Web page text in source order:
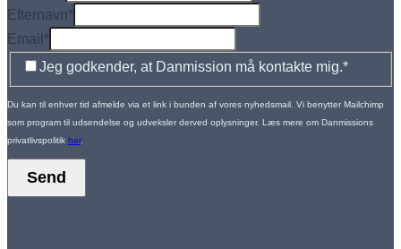
Efternavn*
Email *
Jeg godkender, at Danmission må kontakte mig.*
Du kan til enhver tid afmelde via et link i bunden af vores nyhedsmail. Vi benytter Mailchimp
som program til udsendelse og udveksler derved oplysninger. Læs mere om Danmissions
privatlivspolitik her.
Send